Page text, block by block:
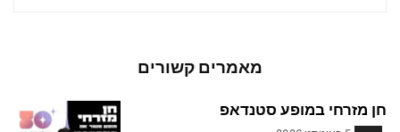
מאמרים קשורים
חן מזרחי במופע סטנדאפ